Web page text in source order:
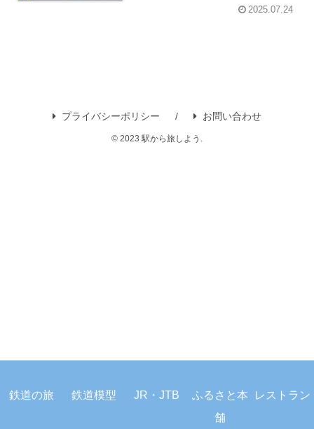
2025.07.24
プライバシーポリシー お問い合わせ
© 2023 駅から旅しよう.
鉄道の旅 鉄道模型 JR・JTB
ふるさと本
舗
レストラン